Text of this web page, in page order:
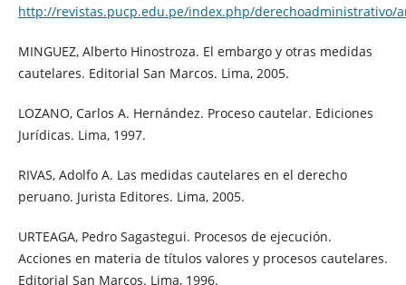
http://revistas.pucp.edu.pe/index.php/derechoadministrativo/
MINGUEZ, Alberto Hinostroza. El embargo y otras medidas
cautelares. Editorial San Marcos. Lima, 2005.
LOZANO, Carlos A. Hernández. Proceso cautelar. Ediciones
Jurídicas. Lima, 1997.
RIVAS, Adolfo A. Las medidas cautelares en el derecho
peruano. Jurista Editores. Lima, 2005.
URTEAGA, Pedro Sagastegui. Procesos de ejecución.
Acciones en materia de títulos valores y procesos cautelares.
Editorial San Marcos. Lima, 1996.